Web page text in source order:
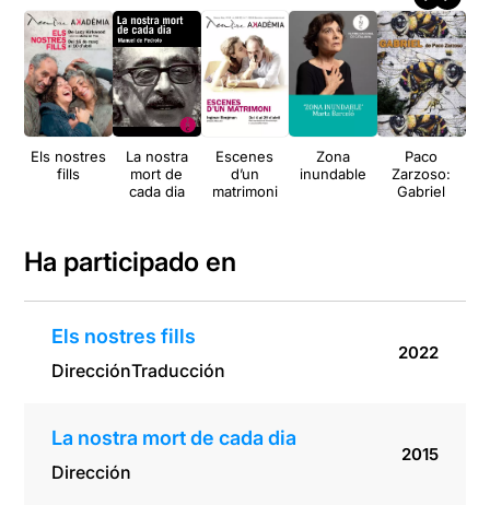
Els nostres
fills
La nostra
mort de
cada dia
Escenes
d’un
matrimoni
Zona
inundable
Paco
Zarzoso:
Gabriel
Ha participado en
Els nostres fills
DirecciónTraducción
2022
La nostra mort de cada dia
Dirección
2015